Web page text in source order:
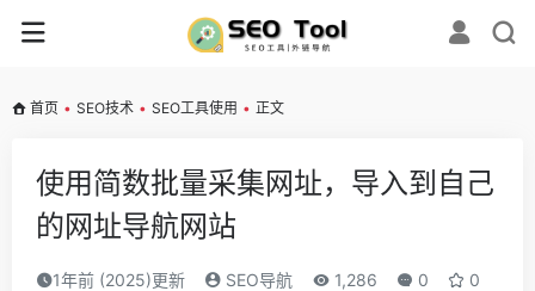
首页 • SEO技术 • SEO工具使用 • 正文
使用简数批量采集网址，导入到自己
的网址导航网站
1年前 (2025)更新 SEO导航 1,286 0 0